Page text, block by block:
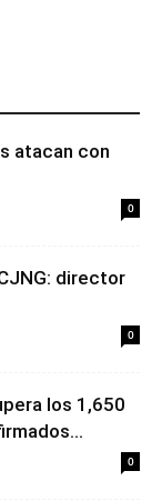
atacan con
0
director
0
los 1,650
0